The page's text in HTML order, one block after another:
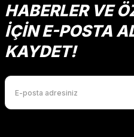
HABERLER VE
İÇİN E-POSTA
KAYDET!